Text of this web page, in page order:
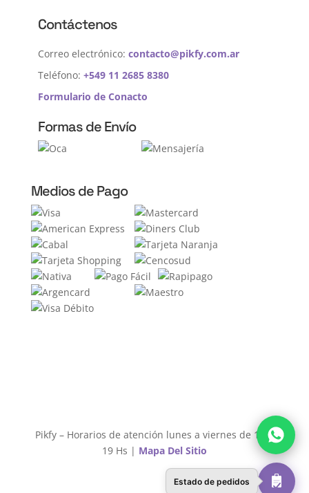
Contáctenos
Correo electrónico: contacto@pikfy.com.ar
Teléfono: +549 11 2685 8380
Formulario de Conacto
Formas de Envío
Medios de Pago
Pikfy – Horarios de atención lunes a viernes de 11 a
19 Hs | Mapa Del Sitio
Estado de pedidos